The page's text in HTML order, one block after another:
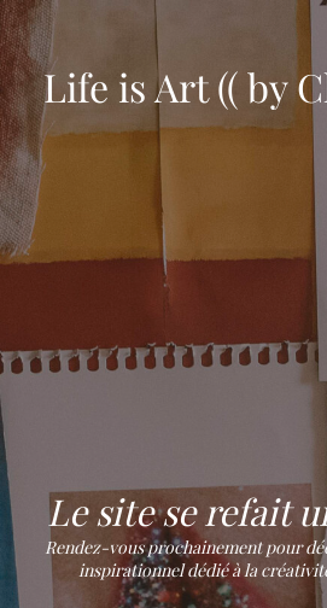
Life is Art (( by
Le site se refait
Rendez-vous prochainement pour
inspirationnel dédié à la